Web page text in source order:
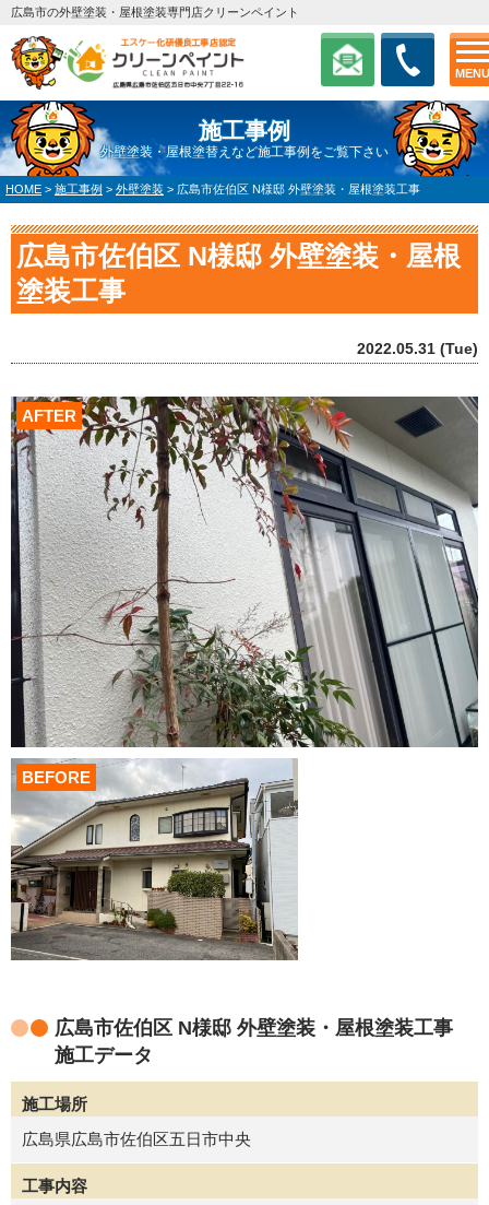
MENU
広島市の外壁塗装・屋根塗装専門店クリーンペイント
施工事例
外壁塗装・屋根塗替えなど施工事例をご覧下さい
HOME > 施工事例 > 外壁塗装 > 広島市佐伯区 N様邸 外壁塗装・屋根塗装工事
広島市佐伯区 N様邸 外壁塗装・屋根
塗装工事
2022.05.31 (Tue)
AFTER
BEFORE
広島市佐伯区 N様邸 外壁塗装・屋根塗装工事
施工データ
施工場所
広島県広島市佐伯区五日市中央
工事内容